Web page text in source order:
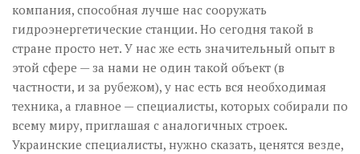
компания, способная лучше нас со­оружать
гидроэнергетические станции. Но сегодня такой в
стране просто нет. У нас же есть значительный опыт в
этой сфере — за нами не один такой объект (в
частности, и за рубежом), у нас есть вся необходимая
техника, а главное — специалисты, которых собирали по
всему миру, приглашая с аналогичных строек.
Украинские специалисты, нужно сказать, ценятся везде,